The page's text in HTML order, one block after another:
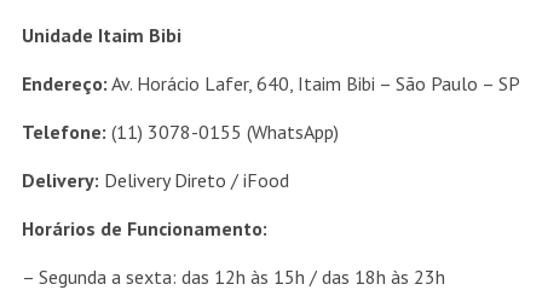
Unidade Itaim Bibi
Endereço: Av. Horácio Lafer, 640, Itaim Bibi – São Paulo – SP
Telefone: (11) 3078-0155 (WhatsApp)
Delivery: Delivery Direto / iFood
Horários de Funcionamento:
– Segunda a sexta: das 12h às 15h / das 18h às 23h